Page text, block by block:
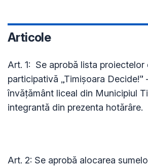
Articole
Art. 1: Se aprobă lista
participativă „Timișoara
învățământ liceal din Municipiul
integrantă din prezenta hotărâre.
Art. 2: Se aprobă alocarea